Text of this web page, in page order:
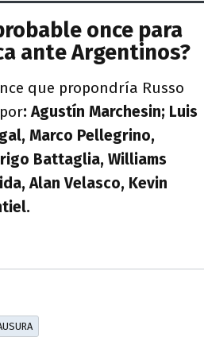
once para
ante Argentinos?
que propondría Russo
: Agustín Marchesin; Luis
Marco Pellegrino,
Battaglia, Williams
Alan Velasco, Kevin